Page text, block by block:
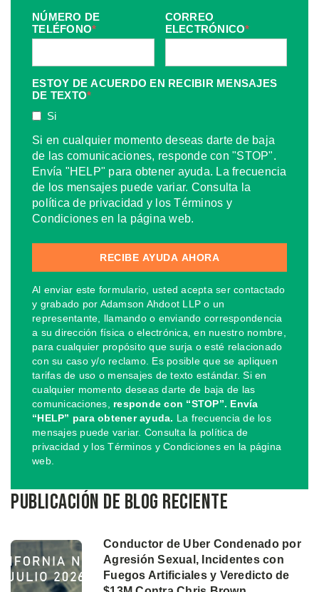
NÚMERO DE
TELÉFONO*
CORREO
ELECTRÓNICO*
ESTOY DE ACUERDO EN RECIBIR MENSAJES
DE TEXTO*
Si
Si en cualquier momento deseas darte de baja
de las comunicaciones, responde con "STOP".
Envía "HELP" para obtener ayuda. La frecuencia
de los mensajes puede variar. Consulta la
política de privacidad y los Términos y
Condiciones en la página web.
Al enviar este formulario, usted acepta ser contactado
y grabado por Adamson Ahdoot LLP o un
representante, llamando o enviando correspondencia
a su dirección física o electrónica, en nuestro nombre,
para cualquier propósito que surja o esté relacionado
con su caso y/o reclamo. Es posible que se apliquen
tarifas de uso o mensajes de texto estándar. Si en
cualquier momento deseas darte de baja de las
comunicaciones, responde con “STOP”. Envía
“HELP” para obtener ayuda. La frecuencia de los
mensajes puede variar. Consulta la política de
privacidad y los Términos y Condiciones en la página
web.
Publicación de blog reciente
Conductor de Uber Condenado por
Agresión Sexual, Incidentes con
Fuegos Artificiales y Veredicto de